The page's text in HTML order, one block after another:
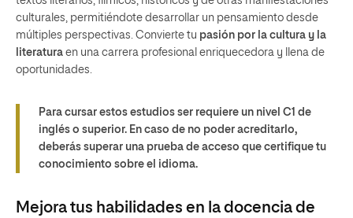
culturales, permitiéndote desarrollar un pensamiento desde
múltiples perspectivas. Convierte tu pasión por la cultura y la
literatura en una carrera profesional enriquecedora y llena de
oportunidades.
Para cursar estos estudios ser requiere un nivel C1 de
inglés o superior. En caso de no poder acreditarlo,
deberás superar una prueba de acceso que certifique tu
conocimiento sobre el idioma.
Mejora tus habilidades en la docencia de